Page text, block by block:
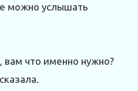
можно услышать
вам что именно нужно?